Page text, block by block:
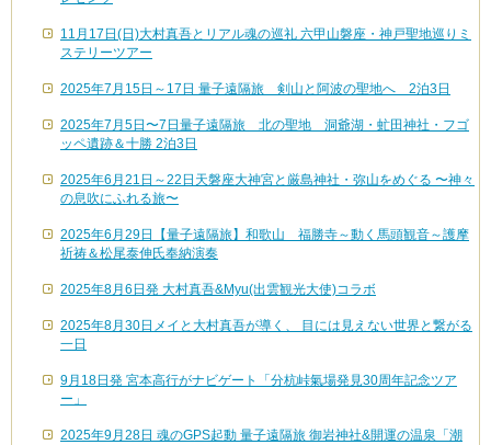
11月17日(日)大村真吾とリアル魂の巡礼 六甲山磐座・神戸聖地巡りミ
ステリーツアー
2025年7月15日～17日 量子遠隔旅 剣山と阿波の聖地へ 2泊3日
2025年7月5日〜7日量子遠隔旅 北の聖地 洞爺湖・虻田神社・フゴ
ッペ遺跡＆十勝 2泊3日
2025年6月21日～22日天磐座大神宮と厳島神社・弥山をめぐる 〜神々
の息吹にふれる旅〜
2025年6月29日【量子遠隔旅】和歌山 福勝寺～動く馬頭観音～護摩
祈祷＆松尾泰伸氏奉納演奏
2025年8月6日発 大村真吾&Myu(出雲観光大使)コラボ
2025年8月30日メイと大村真吾が導く、 目には見えない世界と繋がる
一日
9月18日発 宮本高行がナビゲート「分杭峠氣場発見30周年記念ツア
ー」
2025年9月28日 魂のGPS起動 量子遠隔旅 御岩神社&開運の温泉「潮